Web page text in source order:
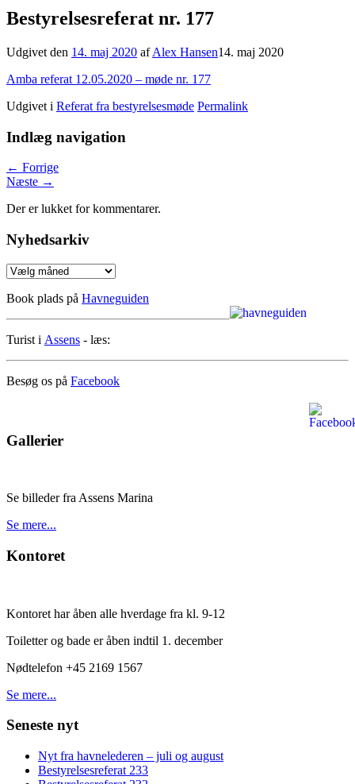
Bestyrelsesreferat nr. 177
Udgivet den 14. maj 2020 afAlex Hansen14. maj 2020
Amba referat 12.05.2020 – møde nr. 177
Udgivet i Referat fra bestyrelsesmøde Permalink
Indlæg navigation
← Forrige
Næste →
Der er lukket for kommentarer.
Nyhedsarkiv
Nyhedsarkiv
Book plads på Havneguiden
Turist i Assens - læs:
Besøg os på Facebook
Gallerier
Se billeder fra Assens Marina
Se mere...
Kontoret
Kontoret har åben alle hverdage fra kl. 9-12
Toiletter og bade er åben indtil 1. december
Nødtelefon +45 2169 1567
Se mere...
Seneste nyt
Nyt fra havnelederen – juli og august
Bestyrelsesreferat 233